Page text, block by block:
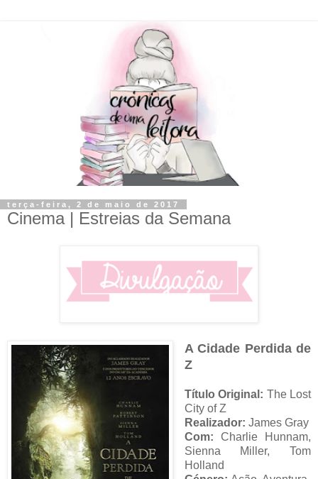
terça-feira, 2 de maio de 2017
Cinema | Estreias da Semana
A Cidade Perdida de
Z
Título Original: The Lost
City of Z
Realizador: James Gray
Com: Charlie Hunnam,
Sienna Miller, Tom
Holland